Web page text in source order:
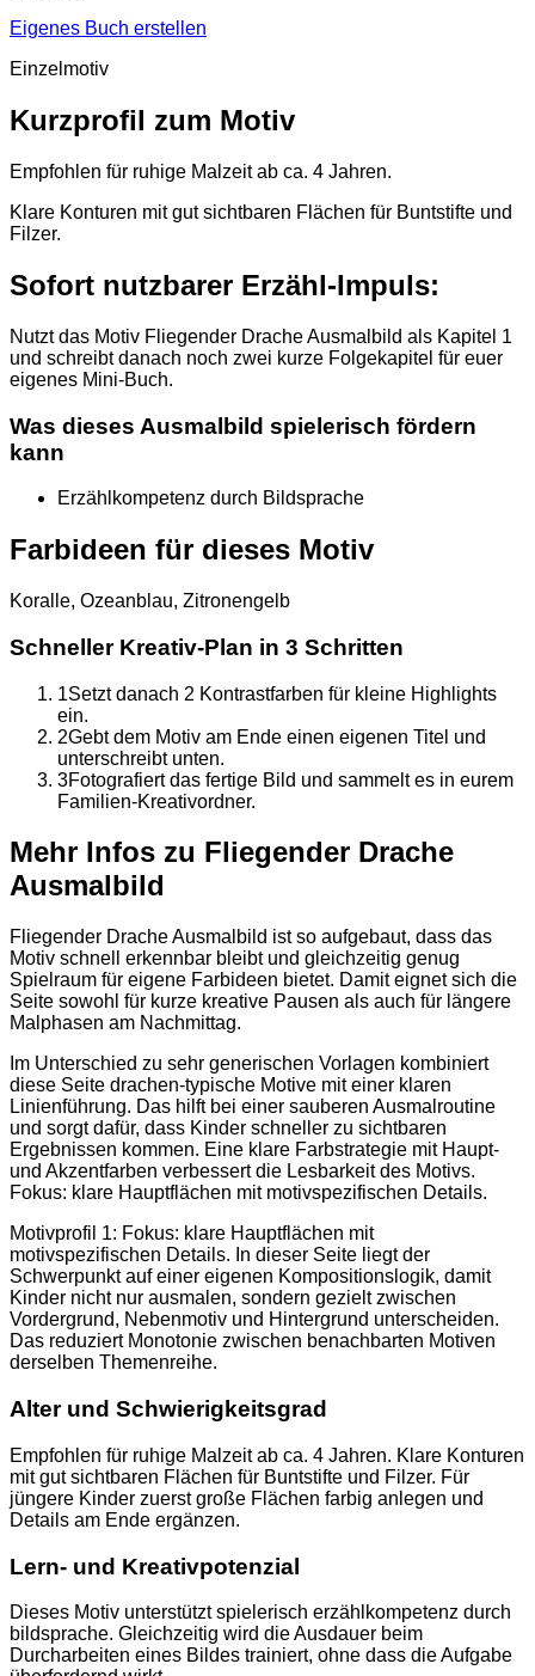
Eigenes Buch erstellen
Einzelmotiv
Kurzprofil zum Motiv
Empfohlen für ruhige Malzeit ab ca. 4 Jahren.
Klare Konturen mit gut sichtbaren Flächen für Buntstifte und
Filzer.
Sofort nutzbarer Erzähl-Impuls:
Nutzt das Motiv Fliegender Drache Ausmalbild als Kapitel 1
und schreibt danach noch zwei kurze Folgekapitel für euer
eigenes Mini-Buch.
Was dieses Ausmalbild spielerisch fördern
kann
Erzählkompetenz durch Bildsprache
Farbideen für dieses Motiv
Koralle, Ozeanblau, Zitronengelb
Schneller Kreativ-Plan in 3 Schritten
1Setzt danach 2 Kontrastfarben für kleine Highlights
ein.
2Gebt dem Motiv am Ende einen eigenen Titel und
unterschreibt unten.
3Fotografiert das fertige Bild und sammelt es in eurem
Familien-Kreativordner.
Mehr Infos zu Fliegender Drache
Ausmalbild
Fliegender Drache Ausmalbild ist so aufgebaut, dass das
Motiv schnell erkennbar bleibt und gleichzeitig genug
Spielraum für eigene Farbideen bietet. Damit eignet sich die
Seite sowohl für kurze kreative Pausen als auch für längere
Malphasen am Nachmittag.
Im Unterschied zu sehr generischen Vorlagen kombiniert
diese Seite drachen-typische Motive mit einer klaren
Linienführung. Das hilft bei einer sauberen Ausmalroutine
und sorgt dafür, dass Kinder schneller zu sichtbaren
Ergebnissen kommen. Eine klare Farbstrategie mit Haupt-
und Akzentfarben verbessert die Lesbarkeit des Motivs.
Fokus: klare Hauptflächen mit motivspezifischen Details.
Motivprofil 1: Fokus: klare Hauptflächen mit
motivspezifischen Details. In dieser Seite liegt der
Schwerpunkt auf einer eigenen Kompositionslogik, damit
Kinder nicht nur ausmalen, sondern gezielt zwischen
Vordergrund, Nebenmotiv und Hintergrund unterscheiden.
Das reduziert Monotonie zwischen benachbarten Motiven
derselben Themenreihe.
Alter und Schwierigkeitsgrad
Empfohlen für ruhige Malzeit ab ca. 4 Jahren. Klare Konturen
mit gut sichtbaren Flächen für Buntstifte und Filzer. Für
jüngere Kinder zuerst große Flächen farbig anlegen und
Details am Ende ergänzen.
Lern- und Kreativpotenzial
Dieses Motiv unterstützt spielerisch erzählkompetenz durch
bildsprache. Gleichzeitig wird die Ausdauer beim
Durcharbeiten eines Bildes trainiert, ohne dass die Aufgabe